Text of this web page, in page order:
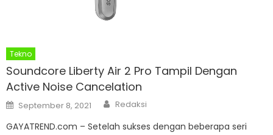
Tekno
Soundcore Liberty Air 2 Pro Tampil Dengan
Active Noise Cancelation
Posted
on
September 8, 2021 Author
Redaksi
GAYATREND.com – Setelah sukses dengan beberapa seri